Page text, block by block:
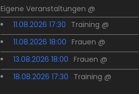
Eigene Veranstaltungen @
11.08.2026 17:30 Training @
11.08.2026 18:00 Frauen @
13.08.2026 18:00 Frauen @
18.08.2026 17:30 Training @